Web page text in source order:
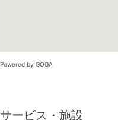
Powered by GOGA
サービス・施設